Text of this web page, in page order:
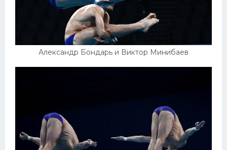
Александр Бондарь и Виктор Минибаев